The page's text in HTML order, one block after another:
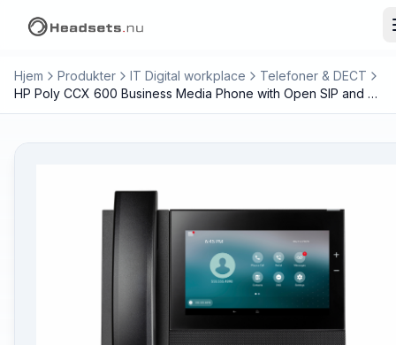
Hjem Produkter IT Digital workplace
Telefoner & DECT
HP Poly CCX 600 Business Media Phone with Open SIP and PoE-enabled